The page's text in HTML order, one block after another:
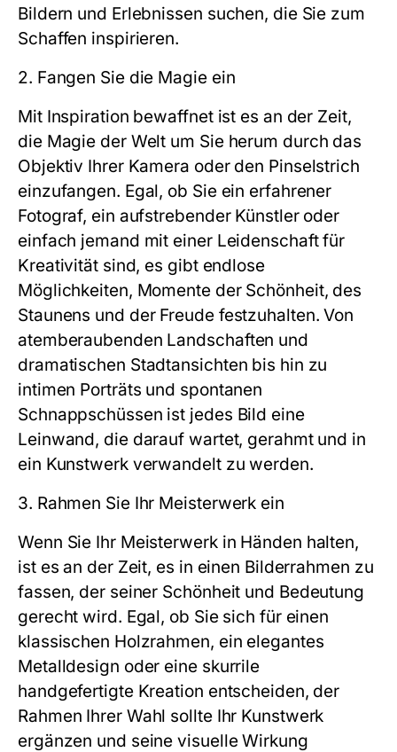
Bildern und Erlebnissen suchen, die Sie zum
Schaffen inspirieren.
2. Fangen Sie die Magie ein
Mit Inspiration bewaffnet ist es an der Zeit,
die Magie der Welt um Sie herum durch das
Objektiv Ihrer Kamera oder den Pinselstrich
einzufangen. Egal, ob Sie ein erfahrener
Fotograf, ein aufstrebender Künstler oder
einfach jemand mit einer Leidenschaft für
Kreativität sind, es gibt endlose
Möglichkeiten, Momente der Schönheit, des
Staunens und der Freude festzuhalten. Von
atemberaubenden Landschaften und
dramatischen Stadtansichten bis hin zu
intimen Porträts und spontanen
Schnappschüssen ist jedes Bild eine
Leinwand, die darauf wartet, gerahmt und in
ein Kunstwerk verwandelt zu werden.
3. Rahmen Sie Ihr Meisterwerk ein
Wenn Sie Ihr Meisterwerk in Händen halten,
ist es an der Zeit, es in einen Bilderrahmen zu
fassen, der seiner Schönheit und Bedeutung
gerecht wird. Egal, ob Sie sich für einen
klassischen Holzrahmen, ein elegantes
Metalldesign oder eine skurrile
handgefertigte Kreation entscheiden, der
Rahmen Ihrer Wahl sollte Ihr Kunstwerk
ergänzen und seine visuelle Wirkung